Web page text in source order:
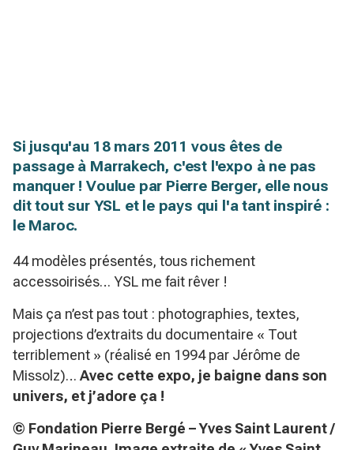
Si jusqu'au 18 mars 2011 vous êtes de
passage à Marrakech, c'est l'expo à ne pas
manquer ! Voulue par Pierre Berger, elle nous
dit tout sur YSL et le pays qui l'a tant inspiré :
le Maroc.
44 modèles présentés, tous richement
accessoirisés… YSL me fait rêver !
Mais ça n’est pas tout : photographies, textes,
projections d’extraits du documentaire « Tout
terriblement » (réalisé en 1994 par Jérôme de
Missolz)… Avec cette expo, je baigne dans son
univers, et j’adore ça !
© Fondation Pierre Bergé – Yves Saint Laurent /